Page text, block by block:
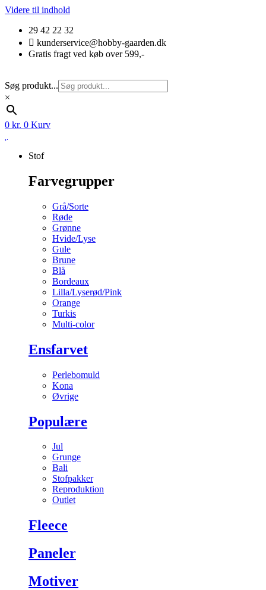
Videre til indhold
29 42 22 32
kunderservice@hobby-gaarden.dk
Gratis fragt ved køb over 599,-
Søg produkt...
×
0 kr. 0 Kurv
Stof
Farvegrupper
Grå/Sorte
Røde
Grønne
Hvide/Lyse
Gule
Brune
Blå
Bordeaux
Lilla/Lyserød/Pink
Orange
Turkis
Multi-color
Ensfarvet
Perlebomuld
Kona
Øvrige
Populære
Jul
Grunge
Bali
Stofpakker
Reproduktion
Outlet
Fleece
Paneler
Motiver